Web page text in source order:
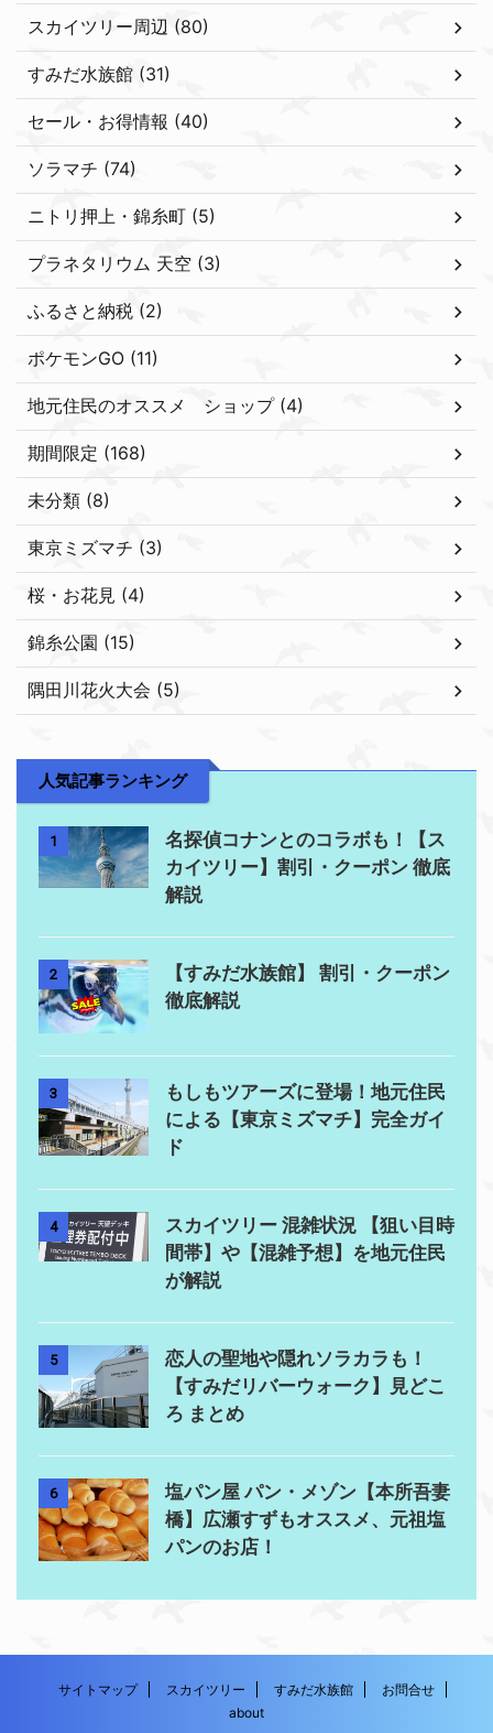
スカイツリー周辺 (80)
すみだ水族館 (31)
セール・お得情報 (40)
ソラマチ (74)
ニトリ押上・錦糸町 (5)
プラネタリウム 天空 (3)
ふるさと納税 (2)
ポケモンGO (11)
地元住民のオススメ ショップ (4)
期間限定 (168)
未分類 (8)
東京ミズマチ (3)
桜・お花見 (4)
錦糸公園 (15)
隅田川花火大会 (5)
人気記事ランキング
1
名探偵コナンとのコラボも！【ス
カイツリー】割引・クーポン 徹底
解説
2
【すみだ水族館】 割引・クーポン
徹底解説
3
もしもツアーズに登場！地元住民
による【東京ミズマチ】完全ガイ
ド
4
スカイツリー 混雑状況 【狙い目時
間帯】や【混雑予想】を地元住民
が解説
5
恋人の聖地や隠れソラカラも！
【すみだリバーウォーク】見どこ
ろ まとめ
6
塩パン屋 パン・メゾン【本所吾妻
橋】広瀬すずもオススメ、元祖塩
パンのお店！
サイトマップ スカイツリー すみだ水族館
お問合せ
about